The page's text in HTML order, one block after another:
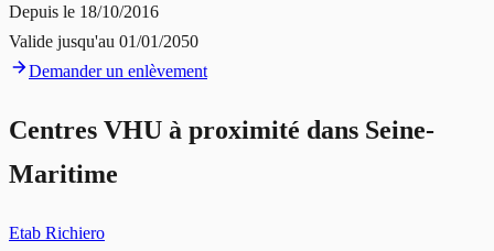
Depuis le 18/10/2016
Valide jusqu'au 01/01/2050
Demander un enlèvement
Centres VHU à proximité dans Seine-
Maritime
Etab Richiero